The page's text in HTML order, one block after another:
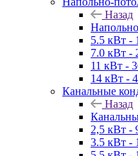
Назад
5.5 кВт -
7.0 кВт -
11 кВт -
14 кВт -
Канальные
Назад
2,5 кВт -
3.5 кВт -